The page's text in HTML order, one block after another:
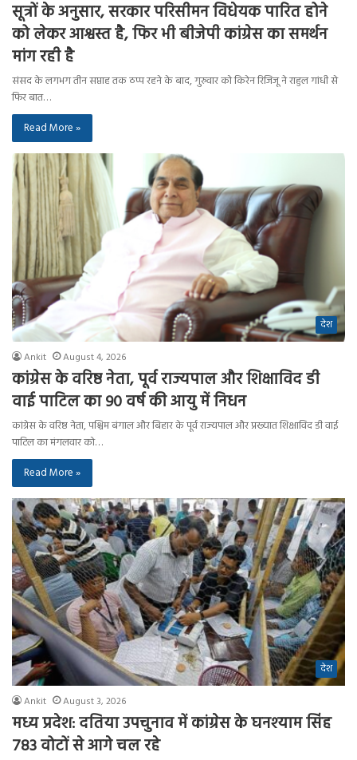
सूत्रों के अनुसार, सरकार परिसीमन विधेयक पारित होने
को लेकर आश्वस्त है, फिर भी बीजेपी कांग्रेस का समर्थन
मांग रही है
संसद के लगभग तीन सप्ताह तक ठप्प रहने के बाद, गुरुवार को किरेन रिजिजू ने राहुल गांधी से
फिर बात…
Read More »
देश
Ankit August 4, 2026
कांग्रेस के वरिष्ठ नेता, पूर्व राज्यपाल और शिक्षाविद डी
वाई पाटिल का 90 वर्ष की आयु में निधन
कांग्रेस के वरिष्ठ नेता, पश्चिम बंगाल और बिहार के पूर्व राज्यपाल और प्रख्यात शिक्षाविद डी वाई
पाटिल का मंगलवार को…
Read More »
देश
Ankit August 3, 2026
मध्य प्रदेश: दतिया उपचुनाव में कांग्रेस के घनश्याम सिंह
783 वोटों से आगे चल रहे